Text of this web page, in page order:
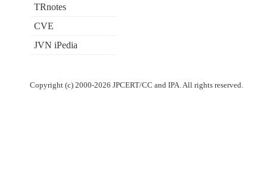
TRnotes
CVE
JVN iPedia
Copyright (c) 2000-2026 JPCERT/CC and IPA. All rights reserved.